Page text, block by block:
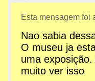
Esta mensagem foi
Nao sabia
O museu ja
uma
muito ver isso